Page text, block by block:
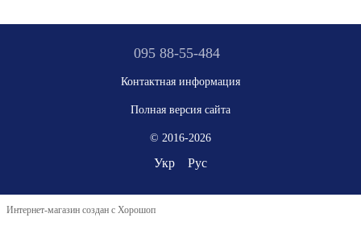
095 88-55-484
Контактная информация
Полная версия сайта
© 2016-2026
Укр Рус
Интернет-магазин создан с Хорошоп